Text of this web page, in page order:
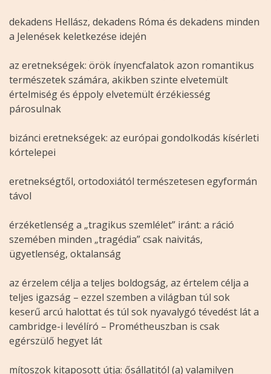
dekadens Hellász, dekadens Róma és dekadens minden
a Jelenések keletkezése idején
az eretnekségek: örök ínyencfalatok azon romantikus
természetek számára, akikben szinte elvetemült
értelmiség és éppoly elvetemült érzékiesség
párosulnak
bizánci eretnekségek: az európai gondolkodás kísérleti
kórtelepei
eretnekségtől, ortodoxiától természetesen egyformán
távol
érzéketlenség a „tragikus szemlélet” iránt: a ráció
szemében minden „tragédia” csak naivitás,
ügyetlenség, oktalanság
az érzelem célja a teljes boldogság, az értelem célja a
teljes igazság – ezzel szemben a világban túl sok
keserű arcú halottat és túl sok nyavalygó tévedést lát a
cambridge-i levélíró – Prométheuszban is csak
egérszülő hegyet lát
mítoszok kitaposott útja: ősállatitól (a) valamilyen